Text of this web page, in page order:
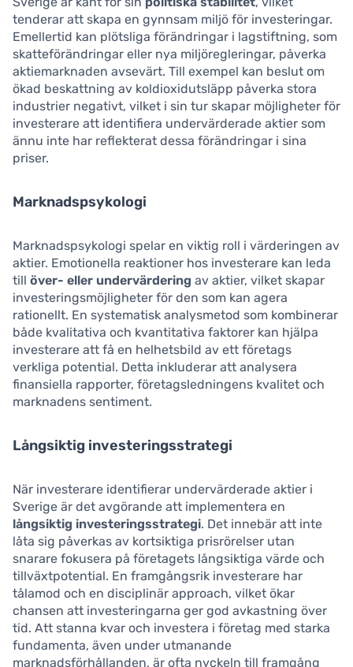
tenderar att skapa en gynnsam miljö för investeringar.
Emellertid kan plötsliga förändringar i lagstiftning, som
skatteförändringar eller nya miljöregleringar, påverka
aktiemarknaden avsevärt. Till exempel kan beslut om
ökad beskattning av koldioxidutsläpp påverka stora
industrier negativt, vilket i sin tur skapar möjligheter för
investerare att identifiera undervärderade aktier som
ännu inte har reflekterat dessa förändringar i sina
priser.
Marknadspsykologi
Marknadspsykologi spelar en viktig roll i värderingen av
aktier. Emotionella reaktioner hos investerare kan leda
till över- eller undervärdering av aktier, vilket skapar
investeringsmöjligheter för den som kan agera
rationellt. En systematisk analysmetod som kombinerar
både kvalitativa och kvantitativa faktorer kan hjälpa
investerare att få en helhetsbild av ett företags
verkliga potential. Detta inkluderar att analysera
finansiella rapporter, företagsledningens kvalitet och
marknadens sentiment.
Långsiktig investeringsstrategi
När investerare identifierar undervärderade aktier i
Sverige är det avgörande att implementera en
långsiktig investeringsstrategi. Det innebär att inte
låta sig påverkas av kortsiktiga prisrörelser utan
snarare fokusera på företagets långsiktiga värde och
tillväxtpotential. En framgångsrik investerare har
tålamod och en disciplinär approach, vilket ökar
chansen att investeringarna ger god avkastning över
tid. Att stanna kvar och investera i företag med starka
fundamenta, även under utmanande
marknadsförhållanden, är ofta nyckeln till framgång